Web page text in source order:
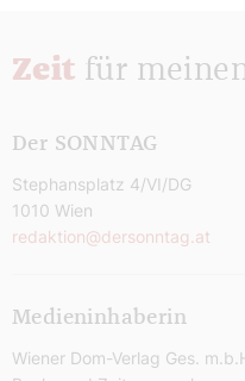
Zeit für
Der SONNTAG
Stephansplatz 4/VI/DG
1010 Wien
redaktion@dersonntag.at
Medieninhaberin
Wiener Dom-Verlag Ges.